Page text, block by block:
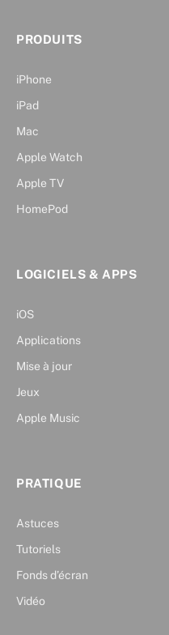
PRODUITS
iPhone
iPad
Mac
Apple Watch
Apple TV
HomePod
LOGICIELS & APPS
iOS
Applications
Mise à jour
Jeux
Apple Music
PRATIQUE
Astuces
Tutoriels
Fonds d’écran
Vidéo